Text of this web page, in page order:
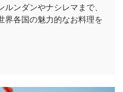
ルンダンやナシレマまで、
界各国の魅力的なお料理を